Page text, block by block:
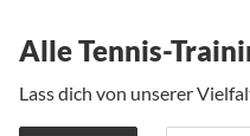
Alle Tennis-
Lass dich von unserer